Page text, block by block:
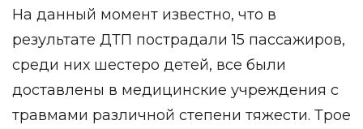
На данный момент известно, что в
результате ДТП пострадали 15 пассажиров,
среди них шестеро детей, все были
доставлены в медицинские учреждения с
травмами различной степени тяжести. Трое